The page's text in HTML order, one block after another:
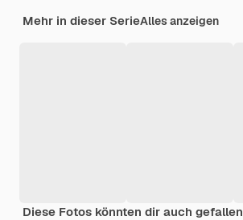
Mehr in dieser SerieAlles anzeigen
Diese Fotos könnten dir auch gefallen